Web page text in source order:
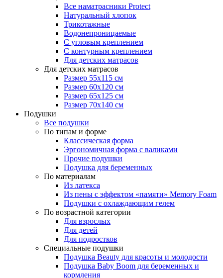
Все наматрасники Protect
Натуральный хлопок
Трикотажные
Водонепроницаемые
С угловым креплением
С контурным креплением
Для детских матрасов
Для детских матрасов
Размер 55x115 см
Размер 60x120 см
Размер 65x125 см
Размер 70x140 см
Подушки
Все подушки
По типам и форме
Классическая форма
Эргономичная форма с валиками
Прочие подушки
Подушка для беременных
По материалам
Из латекса
Из пены с эффектом «памяти» Memory Foam
Подушки с охлаждающим гелем
По возрастной категории
Для взрослых
Для детей
Для подростков
Специальные подушки
Подушка Beauty для красоты и молодости
Подушка Baby Boom для беременных и
кормления